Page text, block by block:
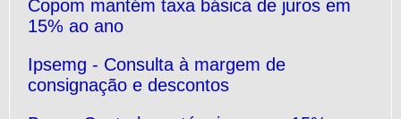
Copom mantém taxa básica de juros em
15% ao ano
Ipsemg - Consulta à margem de
consignação e descontos